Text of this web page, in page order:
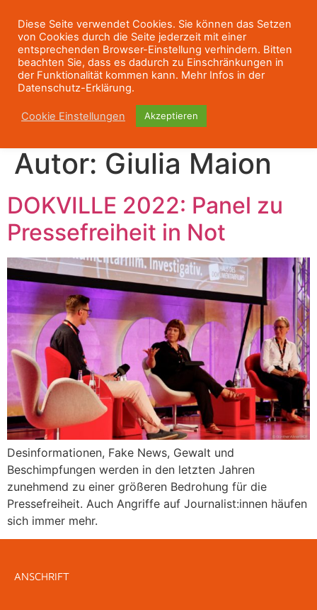
Autor: Giulia Maion
DOKVILLE 2022: Panel zu
Pressefreiheit in Not
Desinformationen, Fake News, Gewalt und
Beschimpfungen werden in den letzten Jahren
zunehmend zu einer größeren Bedrohung für die
Pressefreiheit. Auch Angriffe auf Journalist:innen häufen
sich immer mehr.
ANSCHRIFT
Diese Seite verwendet Cookies. Sie können das Setzen
von Cookies durch die Seite jederzeit mit einer
entsprechenden Browser-Einstellung verhindern. Bitten
beachten Sie, dass es dadurch zu Einschränkungen in
der Funktionalität kommen kann. Mehr Infos in der
Datenschutz-Erklärung.
Cookie Einstellungen Akzeptieren